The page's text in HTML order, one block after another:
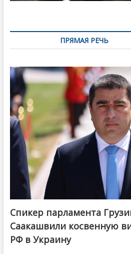
ПРЯМАЯ РЕЧЬ
Спикер парламента
Саакашвили косвенную
РФ в Украину